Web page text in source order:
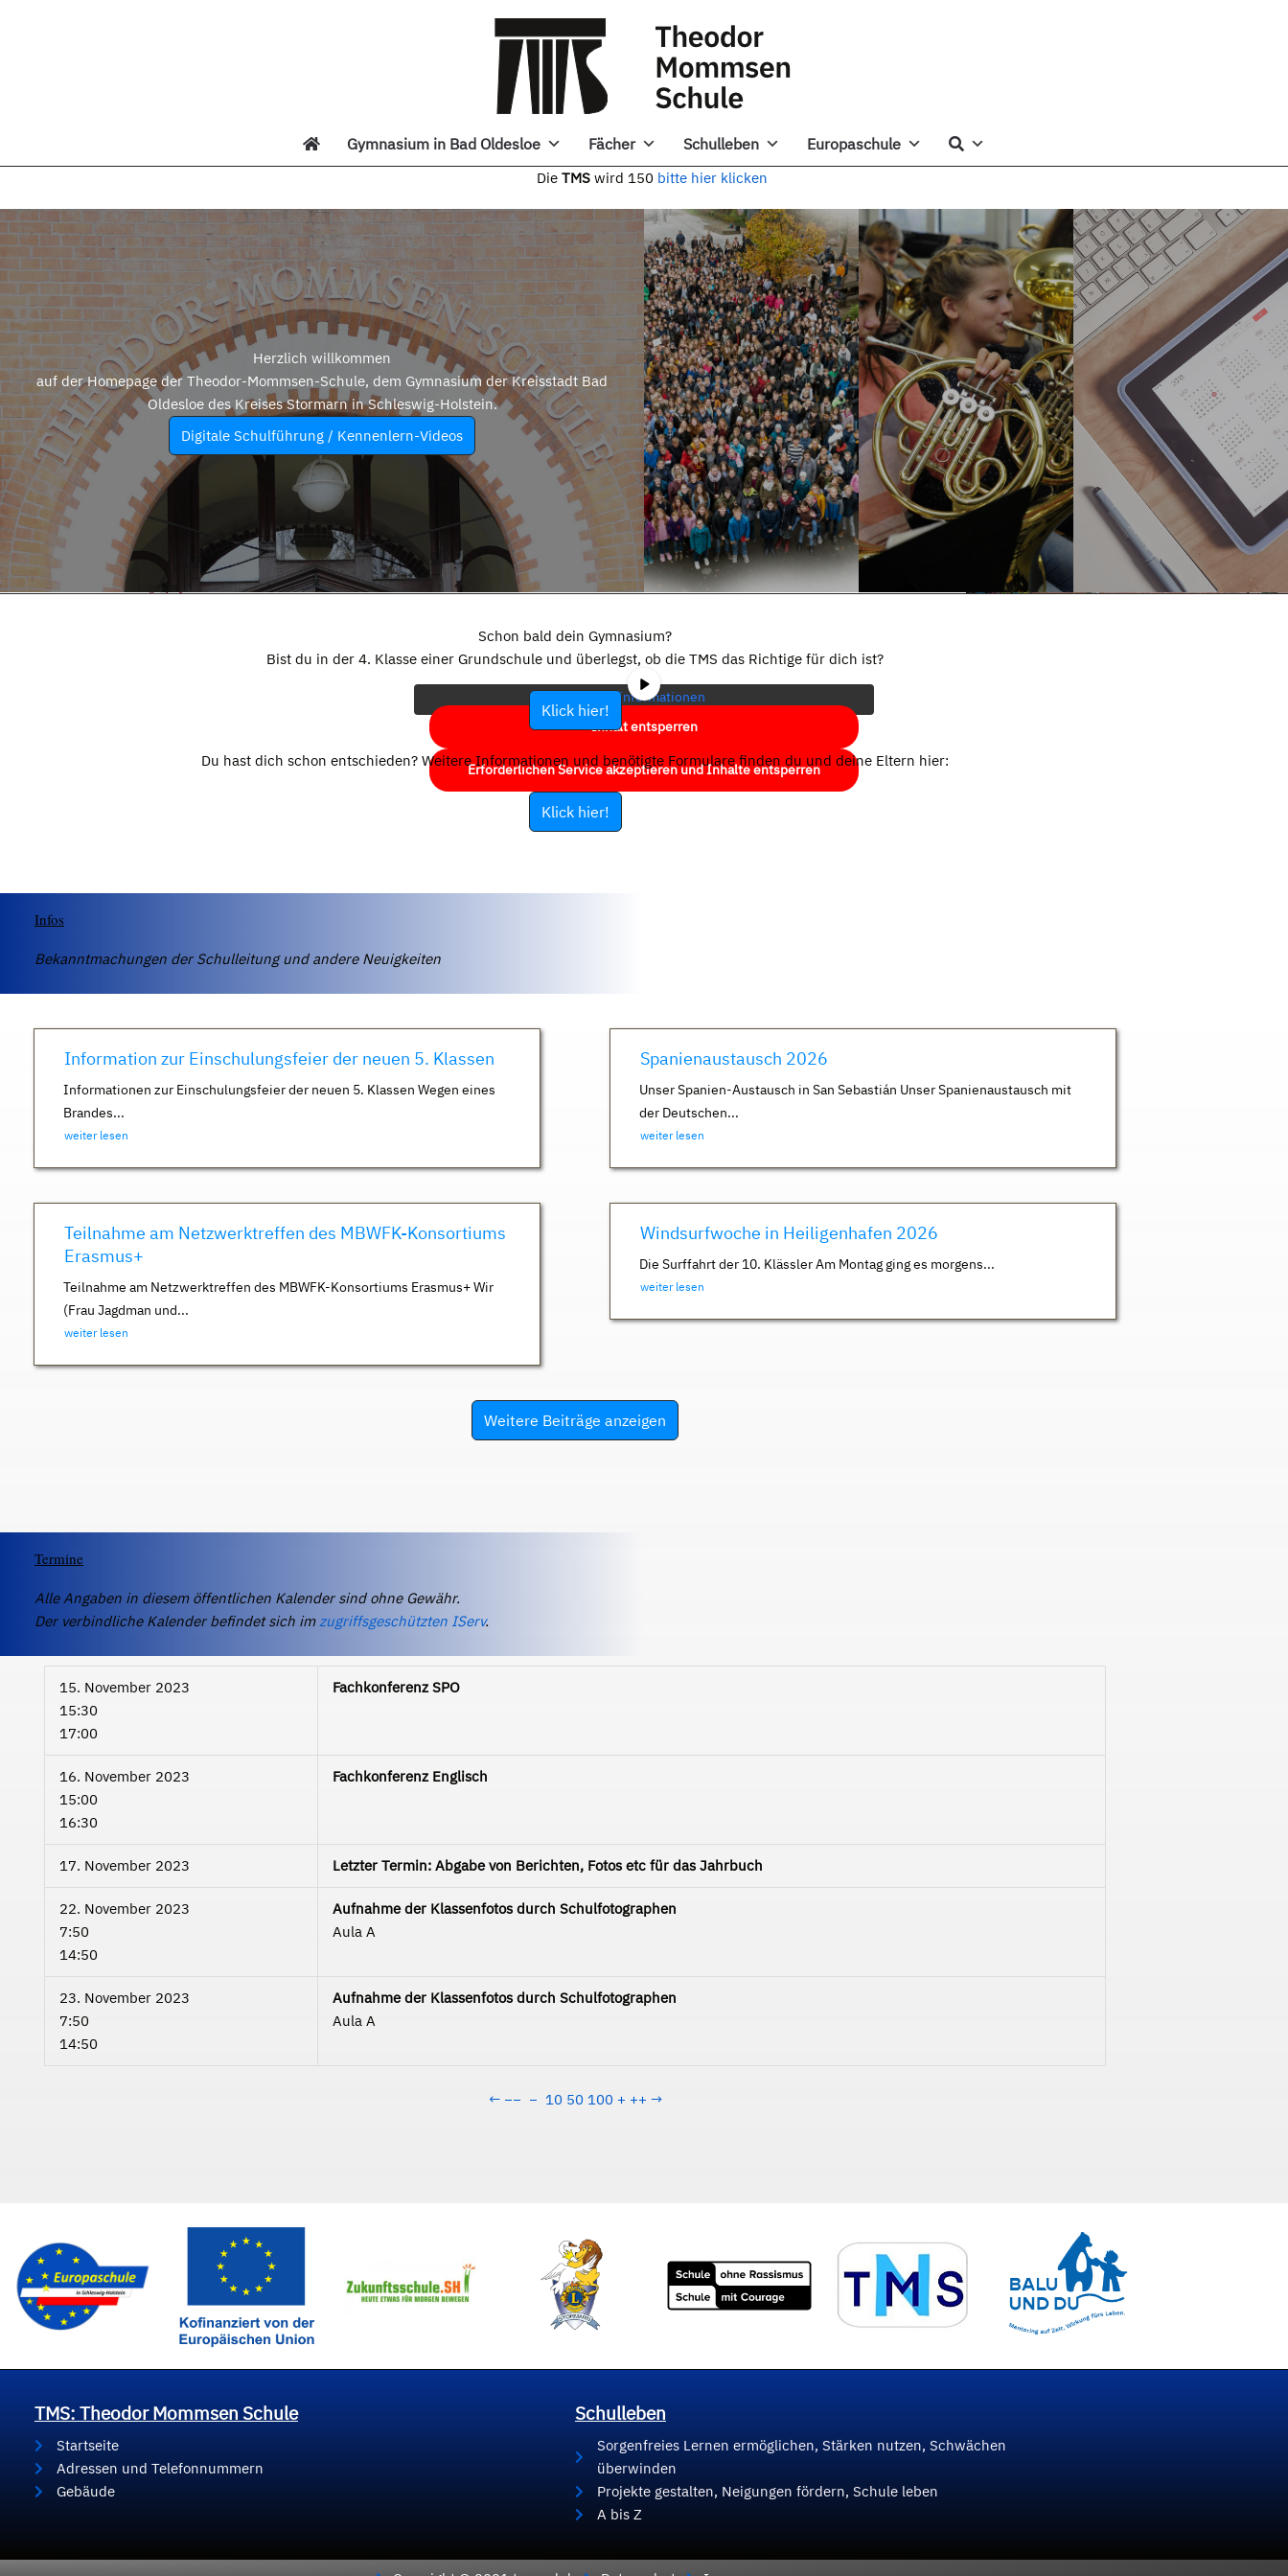
Gymnasium in Bad Oldesloe Fächer Schulleben Europaschule
Die TMS wird 150 bitte hier klicken
Herzlich willkommen
auf der Homepage der Theodor-Mommsen-Schule, dem Gymnasium der Kreisstadt Bad
Oldesloe des Kreises Stormarn in Schleswig-Holstein.
Digitale Schulführung / Kennenlern-Videos
eigentlichen Inhalt zuzugreifen, klicken Sie auf die Schaltfläche unten.
Bitte beachten Sie, dass dabei Daten an Drittanbieter weitergegeben
werden.
Mehr Informationen
Inhalt entsperren
Erforderlichen Service akzeptieren und Inhalte entsperren
Schon bald dein Gymnasium?
Bist du in der 4. Klasse einer Grundschule und überlegst, ob die TMS das Richtige für dich ist?
Klick hier!
Du hast dich schon entschieden? Weitere Informationen und benötigte Formulare finden du und deine Eltern hier:
Klick hier!
Infos
Bekanntmachungen der Schulleitung und andere Neuigkeiten
Information zur Einschulungsfeier der neuen 5. Klassen
Informationen zur Einschulungsfeier der neuen 5. Klassen Wegen eines
Brandes...
weiter lesen
Spanienaustausch 2026
Unser Spanien-Austausch in San Sebastián Unser Spanienaustausch mit
der Deutschen...
weiter lesen
Teilnahme am Netzwerktreffen des MBWFK-Konsortiums
Erasmus+
Teilnahme am Netzwerktreffen des MBWFK-Konsortiums Erasmus+ Wir
(Frau Jagdman und...
weiter lesen
Windsurfwoche in Heiligenhafen 2026
Die Surffahrt der 10. Klässler Am Montag ging es morgens...
weiter lesen
Weitere Beiträge anzeigen
Termine
Alle Angaben in diesem öffentlichen Kalender sind ohne Gewähr.
Der verbindliche Kalender befindet sich imzugriffsgeschützten IServ.
15. November 2023
15:30
17:00
Fachkonferenz SPO
16. November 2023
15:00
16:30
Fachkonferenz Englisch
17. November 2023 Letzter Termin: Abgabe von Berichten, Fotos etc für das Jahrbuch
22. November 2023
7:50
14:50
Aufnahme der Klassenfotos durch Schulfotographen
Aula A
23. November 2023
7:50
14:50
Aufnahme der Klassenfotos durch Schulfotographen
Aula A
← −− − 10 50 100 + ++ →
TMS: Theodor Mommsen Schule
Startseite
Adressen und Telefonnummern
Gebäude
Schulleben
Sorgenfreies Lernen ermöglichen, Stärken nutzen, Schwächen
überwinden
Projekte gestalten, Neigungen fördern, Schule leben
A bis Z